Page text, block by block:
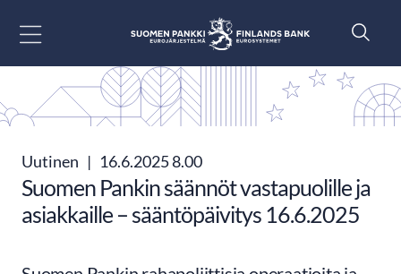
Uutinen | 16.6.2025 8.00
Suomen Pankin säännöt vastapuolille ja
asiakkaille – sääntöpäivitys 16.6.2025